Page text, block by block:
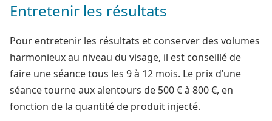
Entretenir les résultats
Pour entretenir les résultats et conserver des volumes
harmonieux au niveau du visage, il est conseillé de
faire une séance tous les 9 à 12 mois. Le prix d’une
séance tourne aux alentours de 500 € à 800 €, en
fonction de la quantité de produit injecté.